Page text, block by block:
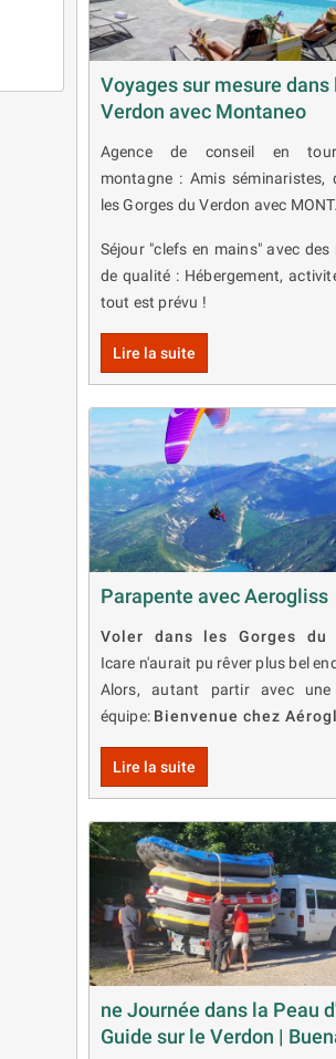
Voyages sur mesure dans
Verdon avec Montaneo
Agence de conseil en
montagne : Amis séminaristes,
les Gorges du Verdon avec
Séjour "clefs en mains" avec des
de qualité : Hébergement,
tout est prévu !
Lire la suite
Parapente avec Aerogliss
Voler dans les Gorges du
Icare n'aurait pu rêver plus bel
Alors, autant partir avec une
équipe: Bienvenue chez
Lire la suite
ne Journée dans la Peau
Guide sur le Verdon |